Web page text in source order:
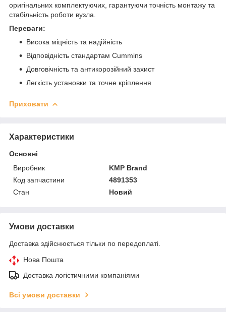
оригінальних комплектуючих, гарантуючи точність монтажу та
стабільність роботи вузла.
Переваги:
Висока міцність та надійність
Відповідність стандартам Cummins
Довговічність та антикорозійний захист
Легкість установки та точне кріплення
Приховати
Характеристики
Основні
Виробник
KMP Brand
Код запчастини
4891353
Стан
Новий
Умови доставки
Доставка здійснюється тільки по передоплаті.
Нова Пошта
Доставка логістичними компаніями
Всі умови доставки